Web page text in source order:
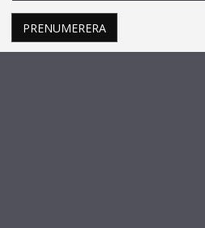
vårt
nyhetsbrev
PRENUMERERA